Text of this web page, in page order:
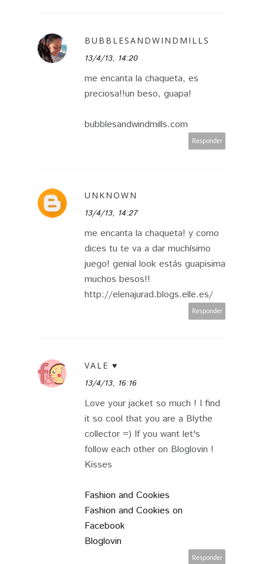
BUBBLESANDWINDMILLS
13/4/13, 14:20
me encanta la chaqueta, es
preciosa!!un beso, guapa!
bubblesandwindmills.com
Responder
UNKNOWN
13/4/13, 14:27
me encanta la chaqueta! y como
dices tu te va a dar muchísimo
juego! genial look estás guapisima
muchos besos!!
http://elenajurad.blogs.elle.es/
Responder
VALE ♥
13/4/13, 16:16
Love your jacket so much ! I find
it so cool that you are a Blythe
collector =) If you want let's
follow each other on Bloglovin !
Kisses
Fashion and Cookies
Fashion and Cookies on
Facebook
Bloglovin
Responder